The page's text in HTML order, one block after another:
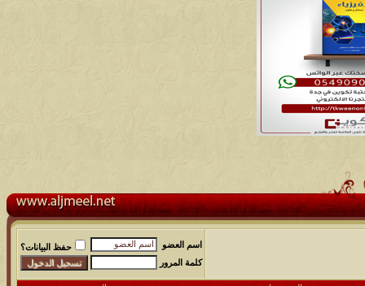
اسم العضو
حفظ البيانات؟
كلمة المرور